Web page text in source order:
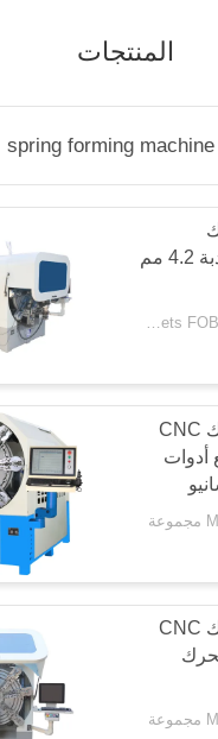
المنتجات
spring forming machine
الفولاذي بدون حدبة 4.2 مم
USD 73000-80000/sets FOB Shenzhen MOQ:1 مجموعة
آلة تشكيل الزنبرك CNC
مع أدوات
آلة تشكيل الزنبرك CNC
بمحرك